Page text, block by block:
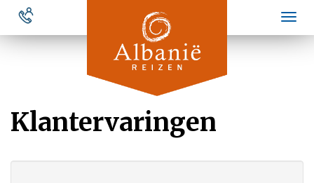
Overslaan
naar
Klantervaringen